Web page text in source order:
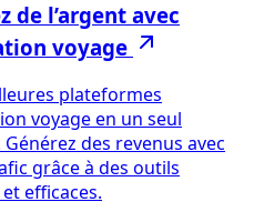
de l’argent avec
voyage
plateformes
voyage en un seul
des revenus avec
grâce à des outils
efficaces.